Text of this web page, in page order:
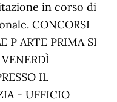
in corso di
CONCORSI
P ARTE PRIMA SI
IL
- UFFICIO